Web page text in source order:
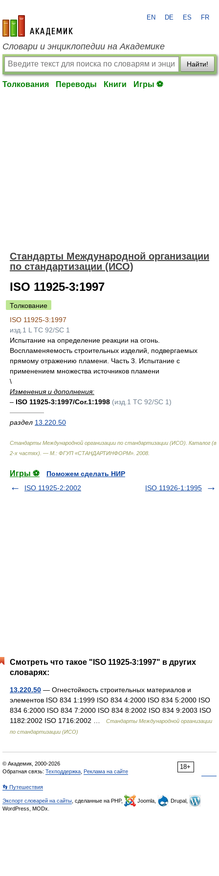
academic.ru
EN DE ES FR
Словари и энциклопедии на Академике
Найти!
Толкования Переводы Книги Игры ⚽
Стандарты Международной организации
по стандартизации (ИСО)
ISO 11925-3:1997
Толкование
ISO 11925-3:1997
изд.1 L TC 92/SC 1
Испытание на определение реакции на огонь.
Воспламеняемость строительных изделий, подвергаемых
прямому отражению пламени. Часть 3. Испытание с
применением множества источников пламени
\
Изменения и дополнения:
– ISO 11925-3:1997/Cor.1:1998 (изд.1 TC 92/SC 1)
—————
раздел 13.220.50
Стандарты Международной организации по стандартизации (ИСО). Каталог (в
2-х частях). — М.: ФГУП «СТАНДАРТИНФОРМ» 2008
Игры ⚽
Поможем сделать НИР
ISO 11925-2:2002
ISO 11926-1:1995
Смотреть что такое "ISO 11925-3:1997" в других
словарях:
13.220.50 — Огнестойкость строительных материалов и
элементов ISO 834 1:1999 ISO 834 4:2000 ISO 834 5:2000 ISO
834 6:2000 ISO 834 7:2000 ISO 834 8:2002 ISO 834 9:2003 ISO
1182:2002 ISO 1716:2002 …
Стандарты Международной организации
по стандартизации (ИСО)
18+
© Академик, 2000-2026
Обратная связь: Техподдержка Реклама на сайте
👣 Путешествия
Экспорт словарей на сайты , сделанные на PHP, Joomla,
Drupal,
WordPress, MODx.